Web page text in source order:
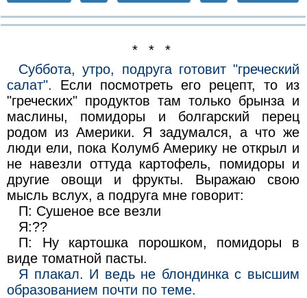
* * *
Суббота, утро, подруга готовит "греческий
салат". Если посмотреть его рецепт, то из
"греческих" продуктов там только брынза и
маслины, помидоры и болгарский перец
родом из Америки. Я задумался, а что же
люди ели, пока Колумб Америку не открыл и
не навезли оттуда картофель, помидоры и
другие овощи и фрукты. Выражаю свою
мысль вслух, а подруга мне говорит:
П: Сушеное все везли
Я:??
П: Ну картошка порошком, помидоры в
виде томатной пасты.
Я плакал. И ведь не блондинка с высшим
образованием почти по теме.